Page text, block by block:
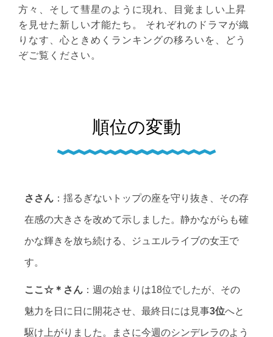
方々、そして彗星のように現れ、目覚ましい上昇
を見せた新しい才能たち。 それぞれのドラマが織
りなす、心ときめくランキングの移ろいを、どう
ぞご覧ください。
順位の変動
ささん ：揺るぎないトップの座を守り抜き、その存
在感の大きさを改めて示しました。静かながらも確
かな輝きを放ち続ける、ジュエルライブの女王で
す。
ここ☆＊さん ：週の始まりは18位でしたが、その
魅力を日に日に開花させ、最終日には見事3位へと
駆け上がりました。まさに今週のシンデレラのよう